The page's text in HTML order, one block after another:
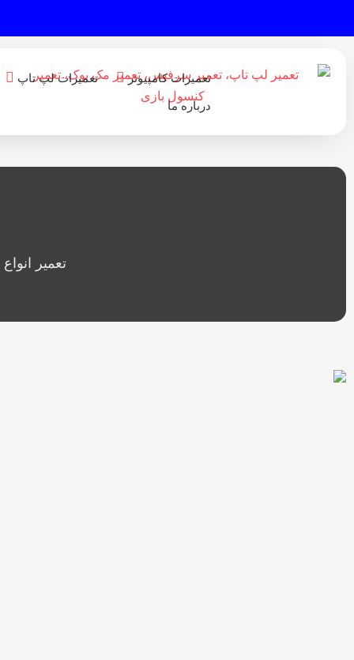
تعمیرات کامپیوتر تعمیرات لپ تاپ
درباره ما
تعمیر